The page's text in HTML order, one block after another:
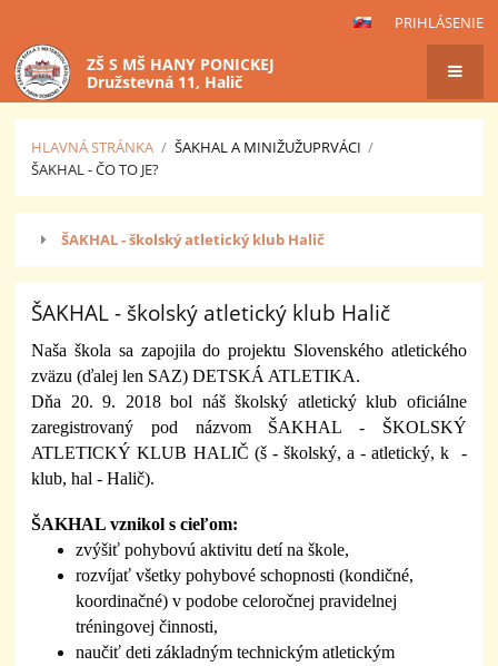
PRIHLÁSENIE
ZŠ S MŠ HANY PONICKEJ
Družstevná 11, Halič
HLAVNÁ STRÁNKA / ŠAKHAL A MINIŽUŽUPRVÁCI /
ŠAKHAL - ČO TO JE?
ŠAKHAL
čo
to
je?
ŠAKHAL - školský atletický klub Halič
ŠAKHAL - školský atletický klub Halič
Naša škola sa zapojila do projektu Slovenského atletického
zväzu (ďalej len SAZ) DETSKÁ ATLETIKA.
Dňa 20. 9. 2018 bol náš školský atletický klub oficiálne
zaregistrovaný pod názvom ŠAKHAL - ŠKOLSKÝ
ATLETICKÝ KLUB HALIČ (š - školský, a - atletický, k -
klub, hal - Halič).
ŠAKHAL vznikol s cieľom:
zvýšiť pohybovú aktivitu detí na škole,
rozvíjať všetky pohybové schopnosti (kondičné,
koordinačné) v podobe celoročnej pravidelnej
tréningovej činnosti,
naučiť deti základným technickým atletickým